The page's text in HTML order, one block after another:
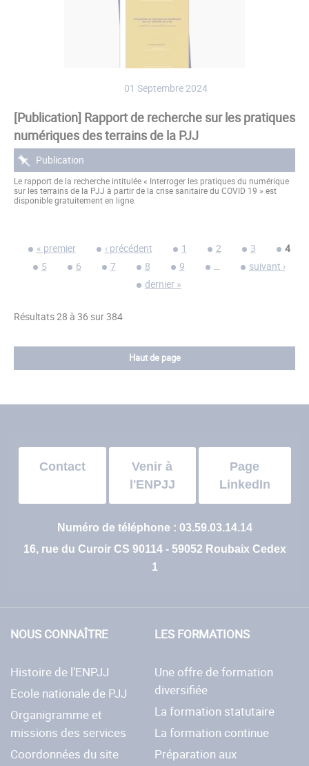
01 Septembre 2024
[Publication] Rapport de recherche sur les pratiques
numériques des terrains de la PJJ
Publication
Le rapport de la recherche intitulée « Interroger les pratiques du numérique
sur les terrains de la PJJ à partir de la crise sanitaire du COVID 19 » est
disponible gratuitement en ligne.
« premier ‹ précédent 1 2 3
4
5
6 7 8 9 …
suivant ›
dernier »
Résultats 28 à 36 sur 384
Haut de page
Contact
Venir à
l'ENPJJ
Page
LinkedIn
Numéro de téléphone : 03.59.03.14.14
16, rue du Curoir CS 90114 - 59052 Roubaix Cedex
1
NOUS CONNAÎTRE
Histoire de l’ENPJJ
Ecole nationale de PJJ
Organigramme et
missions des services
Coordonnées du site
LES FORMATIONS
Une offre de formation
diversifiée
La formation statutaire
La formation continue
Préparation aux